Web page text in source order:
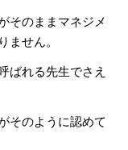
そのままマネジメ
ません。
ばれる先生でさえ
そのように認めて